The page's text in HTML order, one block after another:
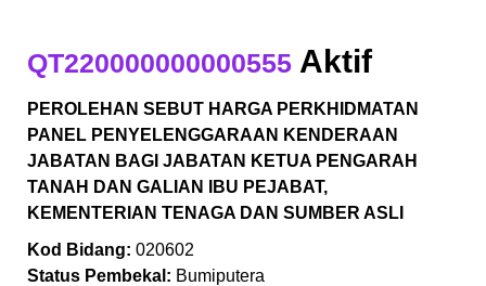
QT220000000000555 Aktif
PEROLEHAN SEBUT HARGA PERKHIDMATAN
PANEL PENYELENGGARAAN KENDERAAN
JABATAN BAGI JABATAN KETUA PENGARAH
TANAH DAN GALIAN IBU PEJABAT,
KEMENTERIAN TENAGA DAN SUMBER ASLI
Kod Bidang: 020602
Status Pembekal: Bumiputera